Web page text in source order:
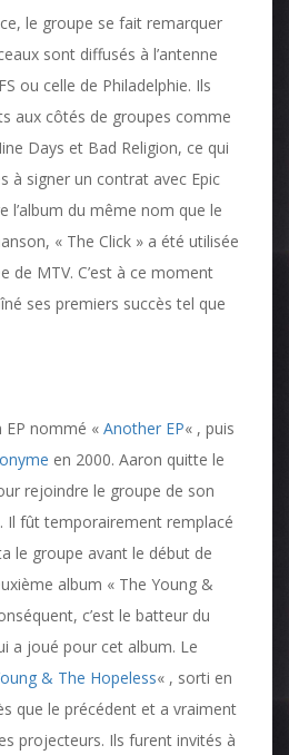
le groupe se fait remarquer
sont diffusés à l’antenne
ou celle de Philadelphie. Ils
aux côtés de groupes comme
Days et Bad Religion, ce qui
à signer un contrat avec Epic
l’album du même nom que le
« The Click » a été utilisée
de MTV. C’est à ce moment
ses premiers succès tel que
EP nommé « Another EP« , puis
en 2000. Aaron quitte le
rejoindre le groupe de son
Il fût temporairement remplacé
le groupe avant le début de
album « The Young &
c’est le batteur du
a joué pour cet album. Le
& The Hopeless« , sorti en
que le précédent et a vraiment
projecteurs. Ils furent invités à